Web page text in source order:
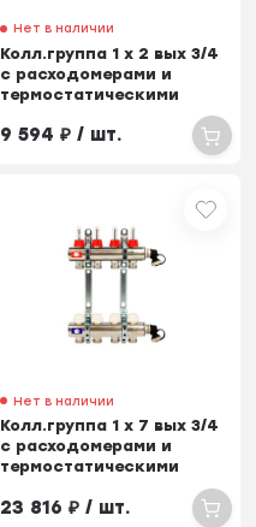
Нет в наличии
Колл.группа 1 х 2 вых 3/4
с расходомерами и
термостатическими
9 594₽ / шт.
Нет в наличии
Колл.группа 1 х 7 вых 3/4
с расходомерами и
термостатическими
23 816₽ / шт.